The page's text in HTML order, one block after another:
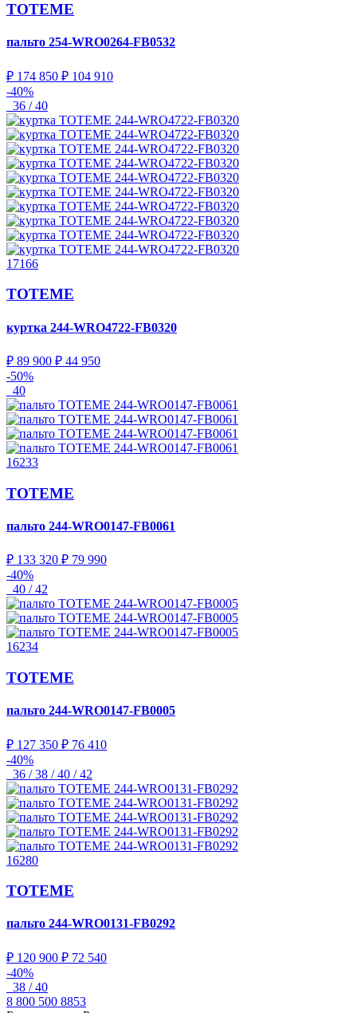
TOTEME
пальто 254-WRO0264-FB0532
₽ 174 850 ₽ 104 910
-40%
36 / 40
17166
TOTEME
куртка 244-WRO4722-FB0320
₽ 89 900 ₽ 44 950
-50%
40
16233
TOTEME
пальто 244-WRO0147-FB0061
₽ 133 320 ₽ 79 990
-40%
40 / 42
16234
TOTEME
пальто 244-WRO0147-FB0005
₽ 127 350 ₽ 76 410
-40%
36 / 38 / 40 / 42
16280
TOTEME
пальто 244-WRO0131-FB0292
₽ 120 900 ₽ 72 540
-40%
38 / 40
8 800 500 8853